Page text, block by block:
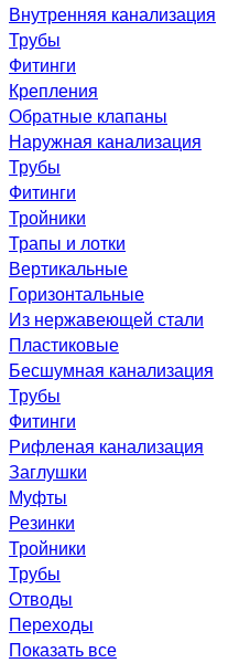
Внутренняя канализация
Трубы
Фитинги
Крепления
Обратные клапаны
Наружная канализация
Трубы
Фитинги
Тройники
Трапы и лотки
Вертикальные
Горизонтальные
Из нержавеющей стали
Пластиковые
Бесшумная канализация
Трубы
Фитинги
Рифленая канализация
Заглушки
Муфты
Резинки
Тройники
Трубы
Отводы
Переходы
Показать все